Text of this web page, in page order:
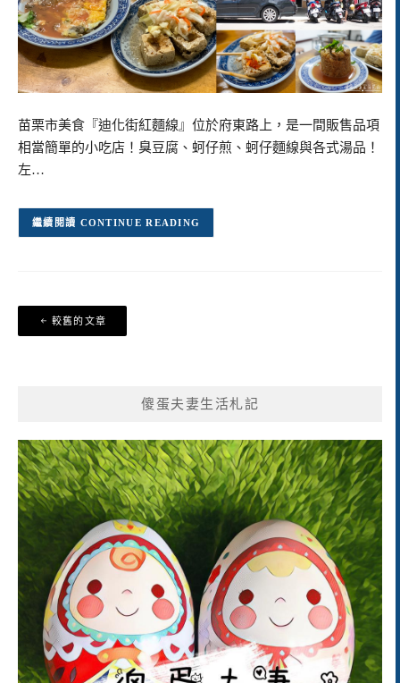
苗栗市美食『迪化街紅麵線』位於府東路上，是一間販售品項
相當簡單的小吃店！臭豆腐、蚵仔煎、蚵仔麵線與各式湯品！
左…
CONTINUE READING
文
章
較舊的文章
傻蛋夫妻生活札記